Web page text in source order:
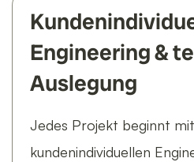
Engineering &
Auslegung
Jedes Projekt beginnt
kundenindividuellen